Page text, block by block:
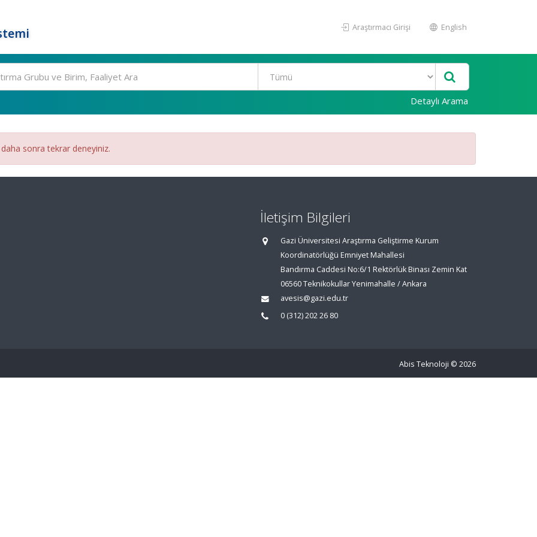
Araştırmacı Girişi English
Detaylı Arama
sonra tekrar deneyiniz.
İletişim Bilgileri
Gazi Üniversitesi Araştırma Geliştirme Kurum
Koordinatörlüğü Emniyet Mahallesi
Bandırma Caddesi No:6/1 Rektörlük Binası Zemin Kat
06560 Teknikokullar Yenimahalle / Ankara
avesis@gazi.edu.tr
0 (312) 202 26 80
Abis Teknoloji © 2026